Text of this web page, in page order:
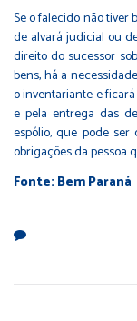
Se o falecido não tiver
de alvará judicial ou
direito do sucessor
bens, há a
o inventariante e
e pela entrega das
espólio, que pode
obrigações da pessoa
Fonte: Bem Paraná